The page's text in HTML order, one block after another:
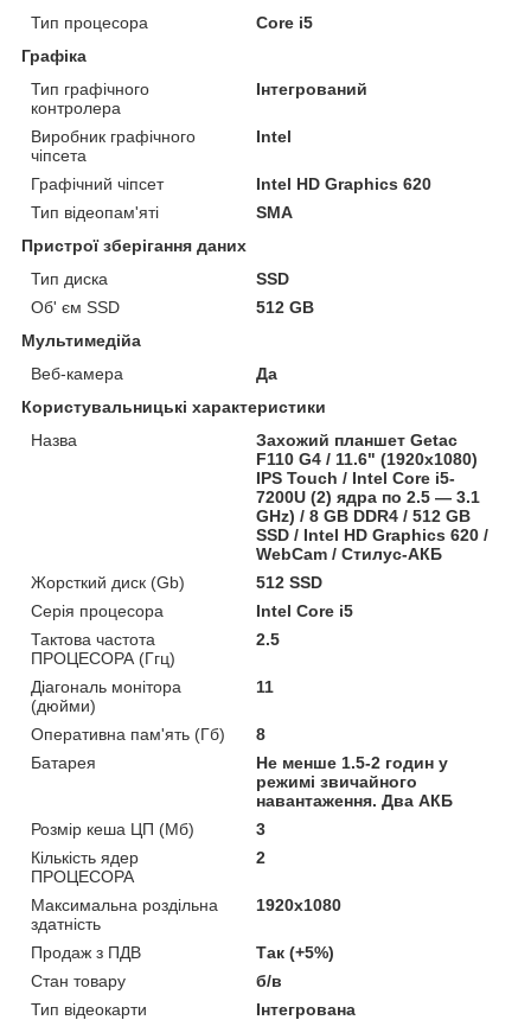
Тип процесора
Core i5
Графіка
Тип графічного
контролера
Інтегрований
Виробник графічного
чіпсета
Intel
Графічний чіпсет
Intel HD Graphics 620
Тип відеопам'яті
SMA
Пристрої зберігання даних
Тип диска
SSD
Об' єм SSD
512 GB
Мультимедійа
Веб-камера
Да
Користувальницькі характеристики
Назва
Захожий планшет Getac
F110 G4 / 11.6" (1920x1080)
IPS Touch / Intel Core i5-
7200U (2) ядра по 2.5 — 3.1
GHz) / 8 GB DDR4 / 512 GB
SSD / Intel HD Graphics 620 /
WebCam / Стилус-АКБ
Жорсткий диск (Gb)
512 SSD
Серія процесора
Intel Core i5
Тактова частота
ПРОЦЕСОРА (Ггц)
2.5
Діагональ монітора
(дюйми)
11
Оперативна пам'ять (Гб)
8
Батарея
Не менше 1.5-2 годин у
режимі звичайного
навантаження. Два АКБ
Розмір кеша ЦП (Мб)
3
Кількість ядер
ПРОЦЕСОРА
2
Максимальна роздільна
здатність
1920x1080
Продаж з ПДВ
Так (+5%)
Стан товару
б/в
Тип відеокарти
Інтегрована